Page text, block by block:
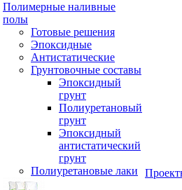
Полимерные наливные
полы
Готовые решения
Эпоксидные
Антистатические
Грунтовочные составы
Эпоксидный
грунт
Полиуретановый
грунт
Эпоксидный
антистатический
грунт
Полиуретановые лаки